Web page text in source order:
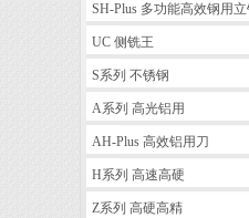
SH-Plus 多功能高效钢用
UC 侧铣王
S系列 不锈钢
A系列 高光铝用
AH-Plus 高效铝用刀
H系列 高速高硬
Z系列 高硬高精